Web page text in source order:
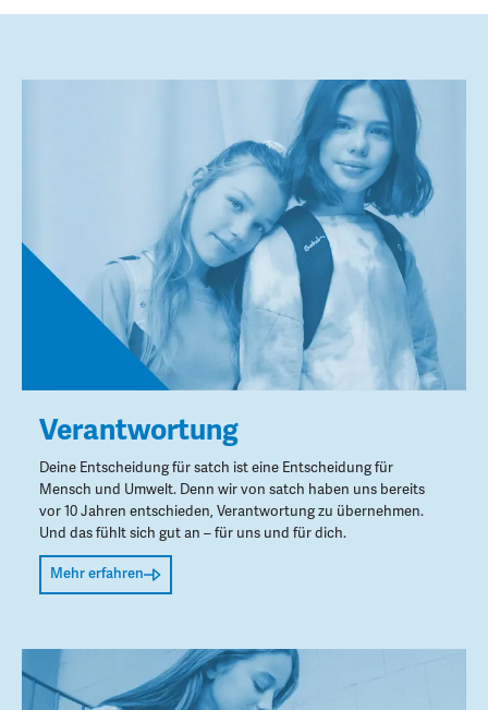
Verantwortung
Deine Entscheidung für satch ist eine Entscheidung für
Mensch und Umwelt. Denn wir von satch haben uns bereits
vor 10 Jahren entschieden, Verantwortung zu übernehmen.
Und das fühlt sich gut an – für uns und für dich.
Mehr erfahren